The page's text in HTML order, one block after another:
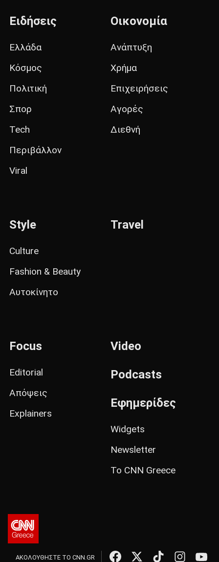
Ειδήσεις
Ελλάδα
Κόσμος
Πολιτική
Σπορ
Tech
Περιβάλλον
Viral
Οικονομία
Ανάπτυξη
Χρήμα
Επιχειρήσεις
Αγορές
Διεθνή
Style
Culture
Fashion & Beauty
Αυτοκίνητο
Travel
Focus
Editorial
Απόψεις
Explainers
Video
Podcasts
Εφημερίδες
Widgets
Newsletter
Το CNN Greece
ΑΚΟΛΟΥΘΗΣΤΕ ΤΟ CNN.GR